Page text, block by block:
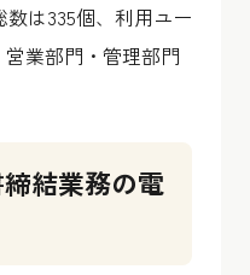
は335個、利用ユー
業部門・管理部門
結業務の電